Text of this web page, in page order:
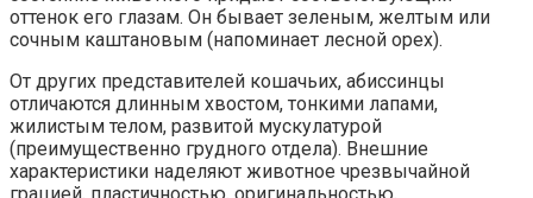
оттенок его глазам. Он бывает зеленым, желтым или
сочным каштановым (напоминает лесной орех).
От других представителей кошачьих, абиссинцы
отличаются длинным хвостом, тонкими лапами,
жилистым телом, развитой мускулатурой
(преимущественно грудного отдела). Внешние
характеристики наделяют животное чрезвычайной